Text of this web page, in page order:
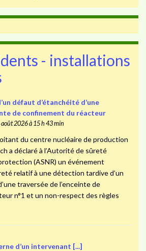
- installations
défaut d’étanchéité d’une
de confinement du réacteur
2026 à 15 h 43 min
du centre nucléaire de production
a déclaré à l’Autorité de sûreté
(ASNR) un événement
relatif à une détection tardive d’un
traversée de l’enceinte de
n°1 et un non-respect des règles
d’un intervenant [...]